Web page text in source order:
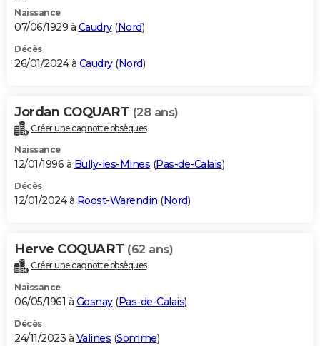
Naissance
07/06/1929 à Caudry(Nord)
Décès
26/01/2024 à Caudry(Nord)
Jordan COQUART (28 ans)
Créer une cagnotte obsèques
Naissance
12/01/1996 à Bully-les-Mines (Pas-de-Calais)
Décès
12/01/2024 à Roost-Warendin (Nord)
Herve COQUART (62 ans)
Créer une cagnotte obsèques
Naissance
06/05/1961 à Gosnay(Pas-de-Calais)
Décès
24/11/2023 à Valines (Somme)